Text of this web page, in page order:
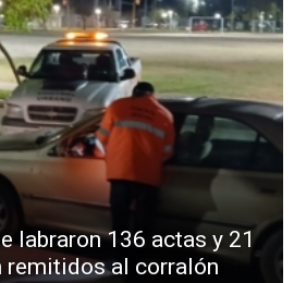
labraron 136 actas y 21
remitidos al corralón